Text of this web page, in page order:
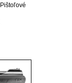
Pištoľové